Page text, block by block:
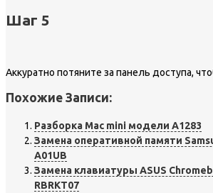
Шаг 5
Аккуратно потяните за панель доступа,
Похожие Записи:
Разборка Mac mini модели A1283
Замена оперативной памяти
A01UB
Замена клавиатуры ASUS
RBRKT07